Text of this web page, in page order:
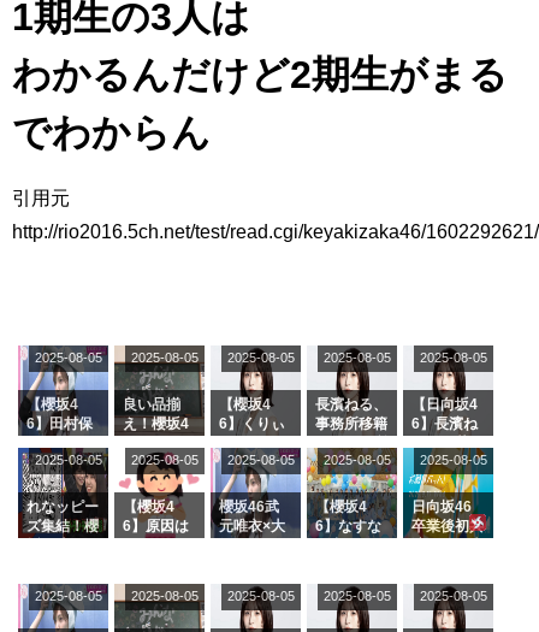
アイドル – ぷぅアンテナ / 「乃木坂46ののぎおび⊿」北野日奈子が生配
信！【2022.3.22 17:15〜 SHOWROOM】
アイドル – ぷぅアンテナ / 2022年3月22日（火）のメディア情報
アイドル – ぷぅアンテナ / 【乃木坂46】井上和の『なぎおはぎ』って こん
アイドル – ぷぅアンテナ / 【乃木坂46】日村勇紀 gif職人が切り抜いた名シ
ーン.gif
ふぇどみ！ / 【画像】スポ－ツキャスターお姉さん・ハメまくりだったｗｗ
ｗｗｗｗｗｗｗｗｗｗ
1期生の3人は
わかるんだけど2期生がまる
でわからん
引用元
http://rio2016.5ch.net/test/read.cgi/keyakizaka46/
【櫻坂4
6】田村保
ージを脱い
でいた理由
2025-08-05
良い品揃
え！櫻坂4
グル『Mak
e or Brea
k』オフィ
シャルグッ
ズ絶賛販売
2025-08-05
【櫻坂4
6】くりぃ
の2人を手
玉に取る大
沼晶保【く
りぃむナン
タラ】
2025-08-05
長濱ねる、
事務所移籍
属を発表
2025-08-05
【日向坂4
6】長濱ね
ら移籍しフ
ラーム所属
に。これで
事務所に所
属している
がこちら
2025-08-05
れなッピー
ズ集結！櫻
理子、8/6
「ラヴィッ
ト！」水曜
2025-08-05
【櫻坂4
6】原因は
uddiesを
ざわつかせ
る...
2025-08-05
櫻坂46武
元唯衣×大
カップお姉
さんに恐怖
【くりぃむ
2025-08-05
【櫻坂4
6】なすな
2曲目っ
て...【ラヴ
ィット 東
2025-08-05
日向坂46
卒業後初共
師匠オード
リー若林さ
んと再会し
2025-08-05
2025-08-05 2025-08-05 2025-08-05 2025-08-05 2025-08-05